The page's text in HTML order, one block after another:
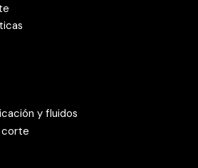
y fluidos
corte